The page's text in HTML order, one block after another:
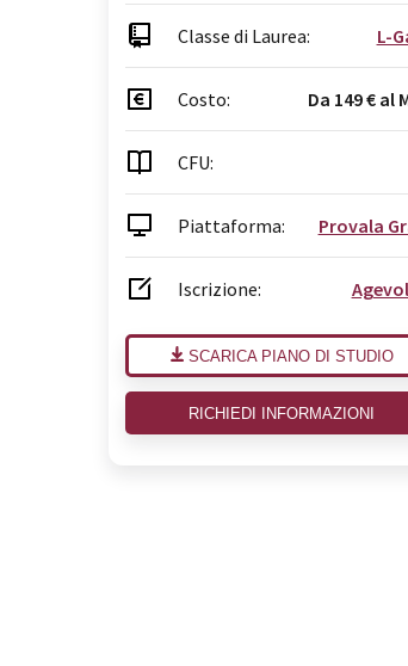
Classe di Laurea: L-
Costo: Da 149 € al
CFU:
Piattaforma: Provala
Iscrizione:
SCARICA PIANO DI STUDIO
RICHIEDI INFORMAZIONI